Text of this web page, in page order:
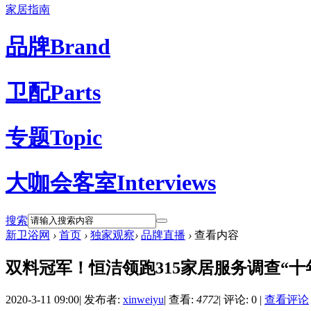
家居指南
品牌Brand
卫配Parts
专题Topic
大咖会客室Interviews
搜索
新卫浴网 › 首页 › 独家观察› 品牌直播 › 查看内容
双料冠军！恒洁领跑315家居服务调查“十
2020-3-11 09:00| 发布者: xinweiyu| 查看: 4772| 评论: 0 | 查看评论